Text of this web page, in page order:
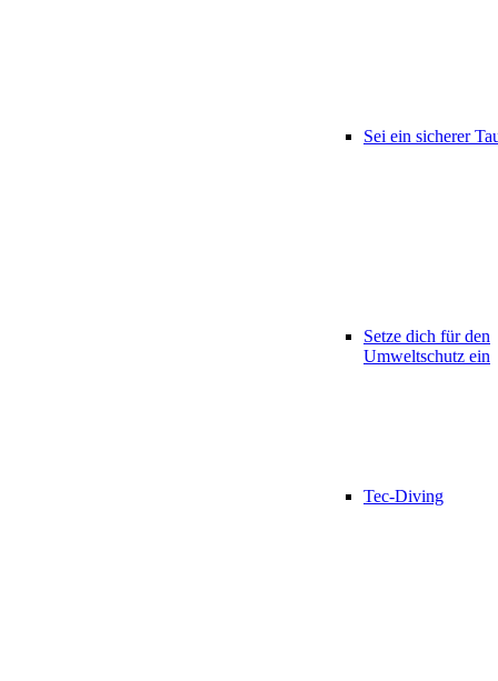
Sei ein sicherer
Setze dich für den
Umweltschutz ein
Tec-Diving